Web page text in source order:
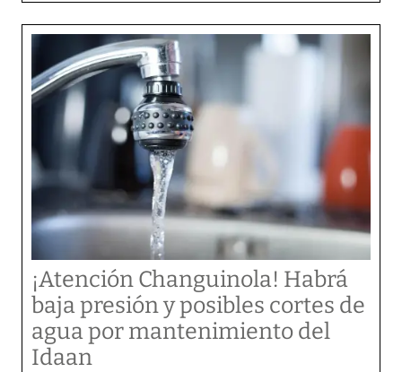
¡Atención Changuinola! Habrá
baja presión y posibles cortes de
agua por mantenimiento del
Idaan